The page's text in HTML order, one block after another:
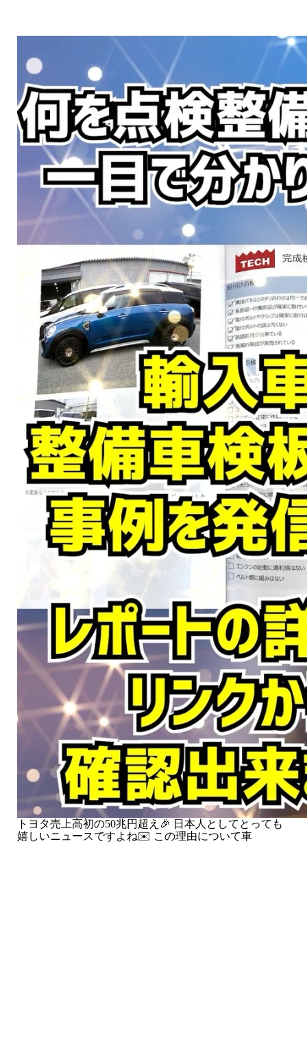
トヨタ売上高初の50兆円超え🎉 日本人としてとっても
嬉しいニュースですよね✉️ この理由について車